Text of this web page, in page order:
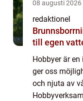
08 augusti 2026
redaktionel
Brunnsborrning
till egen
Hobbyer är
ger oss
och njuta av